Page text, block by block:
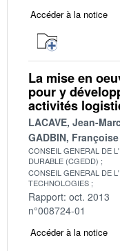
Accéder à la notice
La mise en
pour y
activités
LACAVE, Jean-
GADBIN, Françoise
CONSEIL GENERAL DE
DURABLE (CGEDD)
CONSEIL GENERAL DE
TECHNOLOGIES
Rapport: oct. 2013
n°008724-01
Accéder à la notice